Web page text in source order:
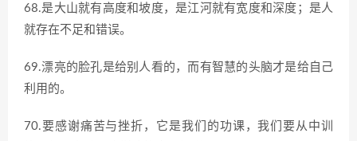
68.是大山就有高度和坡度，是江河就有宽度和深度；是人
就存在不足和错误。
69.漂亮的脸孔是给别人看的，而有智慧的头脑才是给自己
利用的。
70.要感谢痛苦与挫折，它是我们的功课，我们要从中训